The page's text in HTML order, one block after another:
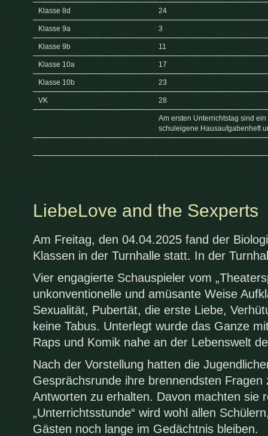
Klasse 8d 24
Klasse 9a 3
Klasse 9b 11
Klasse 10a 17
Klasse 10b 23
VK 28
Am ersten Unterrichtstag sind
schuleigene Hausaufgabenheft
LiebeLove and the Sexperts
Am Freitag, den 04.04.2025 fand der
Klassen in der Turnhalle statt. In der
Vier engagierte Schauspieler vom
unkonventionelle und amüsante Weise
Sexualität, Pubertät, die erste Liebe,
keine Tabus. Unterlegt wurde das Ganze
Raps und Komik nahe an der Lebenswelt
Nach der Vorstellung hatten die
Gesprächsrunde ihre brennendsten Fragen
Antworten zu erhalten. Davon machten sie
„Unterrichtsstunde“ wird wohl allen
Gästen noch lange im Gedächtnis bleiben.